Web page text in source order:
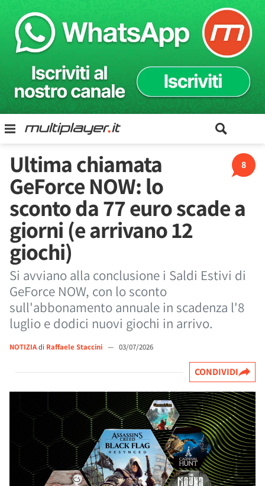
8
Ultima chiamata
GeForce NOW: lo
sconto da 77 euro scade a
giorni (e arrivano 12
giochi)
Si avviano alla conclusione i Saldi Estivi di
GeForce NOW, con lo sconto
sull'abbonamento annuale in scadenza l'8
luglio e dodici nuovi giochi in arrivo.
NOTIZIAdi Raffaele Staccini — 03/07/2026
CONDIVIDI